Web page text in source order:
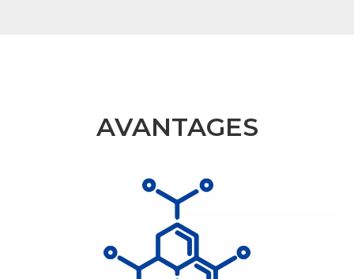
AVANTAGES